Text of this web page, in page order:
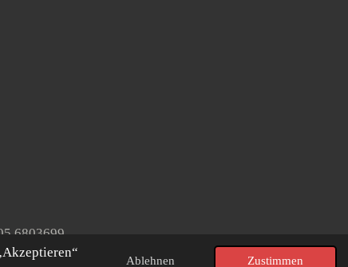
Ablehnen Zustimmen
6803699